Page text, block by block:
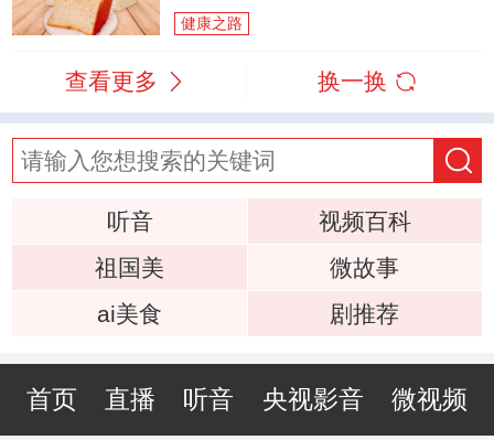
健康之路
查看更多 换一换
听音
视频百科
祖国美
微故事
ai美食
剧推荐
首页 直播 听音 央视影音 微视频